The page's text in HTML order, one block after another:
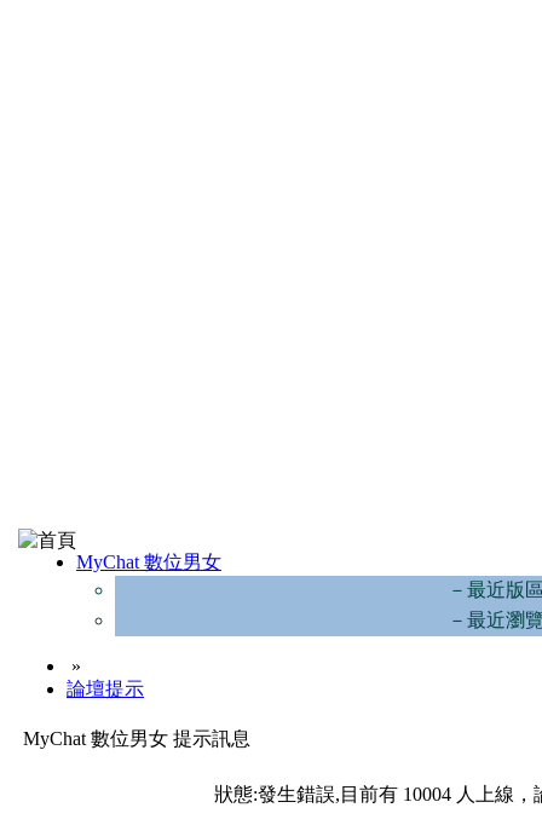
MyChat 數位男女
－最近版
－最近瀏
»
論壇提示
MyChat 數位男女 提示訊息
狀態:發生錯誤,目前有 10004 人上線